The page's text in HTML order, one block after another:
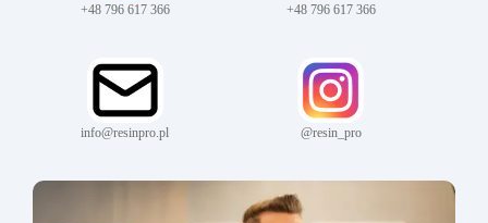
+48 796 617 366 +48 796 617 366
info@resinpro.pl @resin_pro